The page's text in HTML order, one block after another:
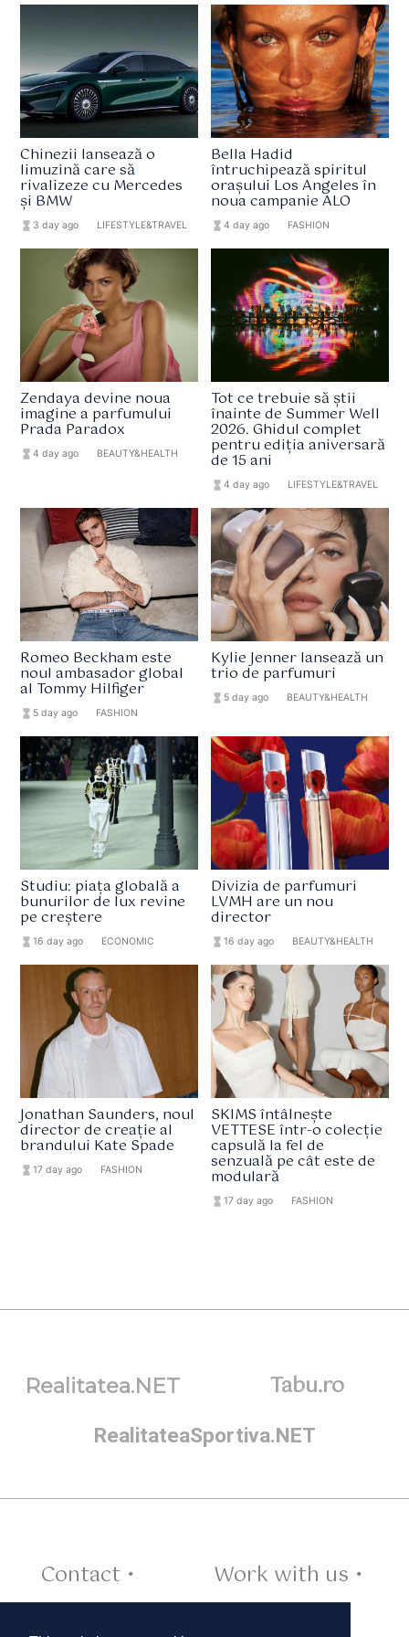
Chinezii lansează o
limuzină care să
rivalizeze cu Mercedes
și BMW
hourglass_full 3 day ago LIFESTYLE&TRAVEL
Bella Hadid
întruchipează spiritul
orașului Los Angeles în
noua campanie ALO
hourglass_full 4 day ago FASHION
Zendaya devine noua
imagine a parfumului
Prada Paradox
hourglass_full4 day ago BEAUTY&HEALTH
Tot ce trebuie să știi
înainte de Summer Well
2026. Ghidul complet
pentru ediția aniversară
de 15 ani
hourglass_full 4 day ago LIFESTYLE&TRAVEL
Romeo Beckham este
noul ambasador global
al Tommy Hilfiger
hourglass_full 5 day ago FASHION
Kylie Jenner lansează un
trio de parfumuri
hourglass_full 5 day ago BEAUTY&HEALTH
Studiu: piața globală a
bunurilor de lux revine
pe creștere
hourglass_full16 day ago ECONOMIC
Divizia de parfumuri
LVMH are un nou
director
hourglass_full 16 day ago BEAUTY&HEALTH
Jonathan Saunders, noul
director de creație al
brandului Kate Spade
hourglass_full17 day ago FASHION
SKIMS întâlnește
VETTESE într-o colecție
capsulă la fel de
senzuală pe cât este de
modulară
hourglass_full 17 day ago FASHION
Realitatea.NET Tabu.ro
RealitateaSportiva.NET
Contact •
Work with us •